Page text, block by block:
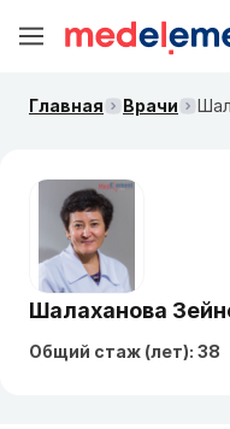
Главная Врачи
Шалаханова
Общий стаж (лет): 38